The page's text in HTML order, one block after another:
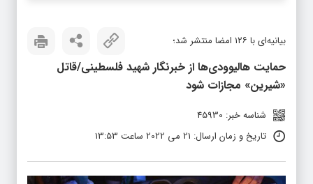
بیانیه‌ای با ۱۲۶ امضا منتشر شد؛
حمایت هالیوودی‌ها از خبرنگار شهید فلسطینی/قاتل
«شیرین» مجازات شود
شناسه خبر: 45930
تاریخ و زمان ارسال: 21 می 2022 ساعت 13:53